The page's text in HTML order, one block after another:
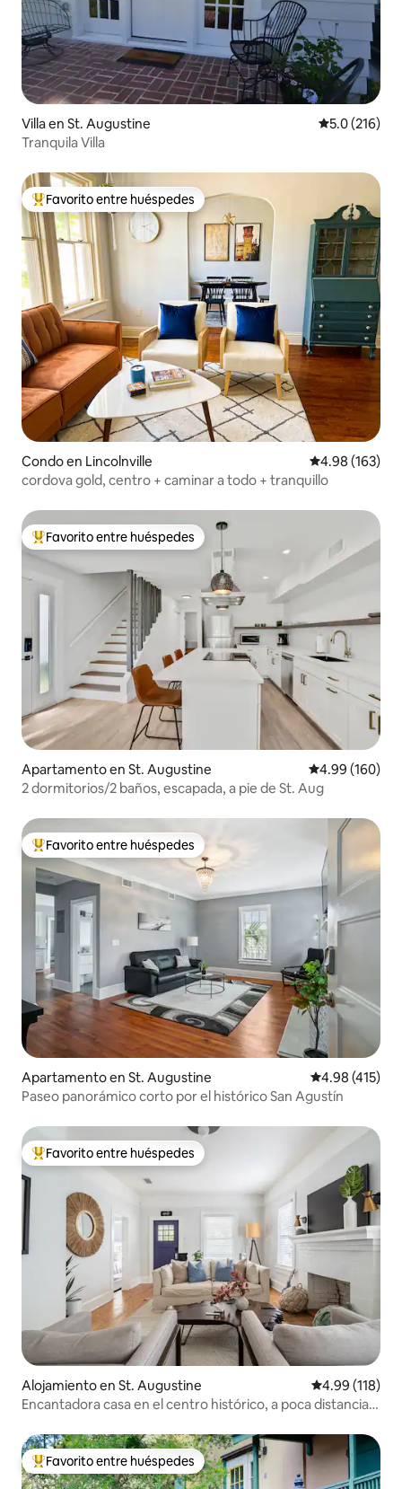
Villa en St. Augustine Calificación
5.0 (216)
Tranquila Villa
Favorito entre huéspedes preferido
Favorito entre huéspedes
Condo en Lincolnville Calificación
4.98 (163)
cordova gold, centro + caminar a todo + tranquillo
Favorito entre huéspedes preferido
Favorito entre huéspedes
Apartamento en St. Augustine Calificación
4.99 (160)
2 dormitorios/2 baños, escapada, a pie de St. Aug
Favorito entre huéspedes preferido
Favorito entre huéspedes
Apartamento en St. Augustine Calificación
4.98 (415)
Paseo panorámico corto por el histórico San Agustín
Favorito entre huéspedes preferido
Favorito entre huéspedes
Alojamiento en St. Augustine Calificación
4.99 (118)
Encantadora casa en el centro histórico, a poca distancia
Favorito entre huéspedes preferido
Favorito entre huéspedes